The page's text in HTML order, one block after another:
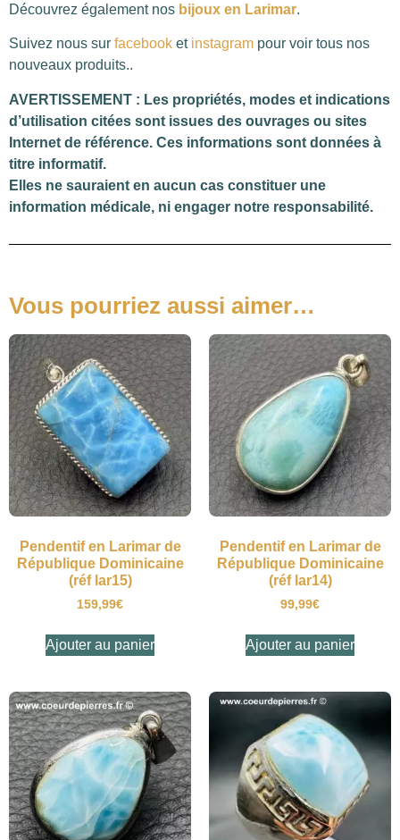
Découvrez également nos bijoux en Larimar.
Suivez nous sur facebook et instagram pour voir tous nos
nouveaux produits..
AVERTISSEMENT : Les propriétés, modes et indications
d’utilisation citées sont issues des ouvrages ou sites
Internet de référence. Ces informations sont données à
titre informatif.
Elles ne sauraient en aucun cas constituer une
information médicale, ni engager notre responsabilité.
Vous pourriez aussi aimer…
Pendentif en Larimar de
République Dominicaine
(réf lar15)
159,99€
Ajouter au panier
Pendentif en Larimar de
République Dominicaine
(réf lar14)
99,99€
Ajouter au panier